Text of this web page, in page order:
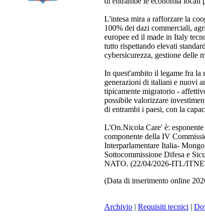
L'intesa mira a rafforzare la
100% dei dazi commerciali,
europee ed il made in Italy
tutto rispettando elevati
cybersicurezza, gestione delle
In quest'ambito il legame fra la
generazioni di italiani e nuovi
tipicamente migratorio -
possibile valorizzare
di entrambi i paesi, con la
L'On.Nicola Care' è:
componente della IV
Interparlamentare Italia-
Sottocommissione Difesa e
NATO. (22/04/2026-ITL/
(Data di inserimento online
Archivio | Requisiti tecnici |